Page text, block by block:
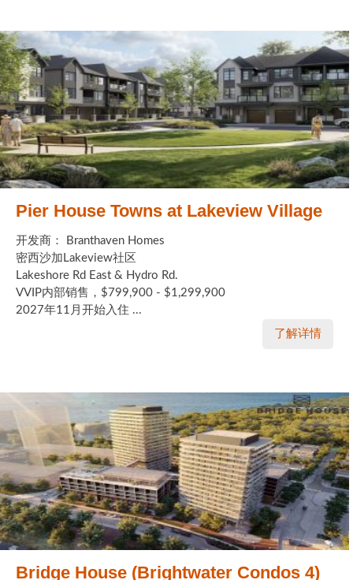
Pier House Towns at Lakeview Village
开发商： Branthaven Homes
密西沙加Lakeview社区
Lakeshore Rd East & Hydro Rd.
VVIP内部销售，$799,900 - $1,299,900
2027年11月开始入住 ...
了解详情
Bridge House (Brightwater Condos 4)